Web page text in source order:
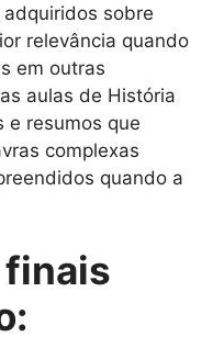
sobre
relevância quando
em outras
aulas de História
e resumos que
complexas
quando a